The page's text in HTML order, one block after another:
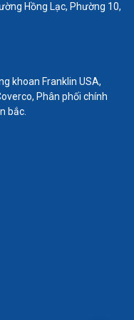
khiển này đã
Hồng Lạc, Phường 10,
khoan Franklin USA,
Phân phối chính
bắc.